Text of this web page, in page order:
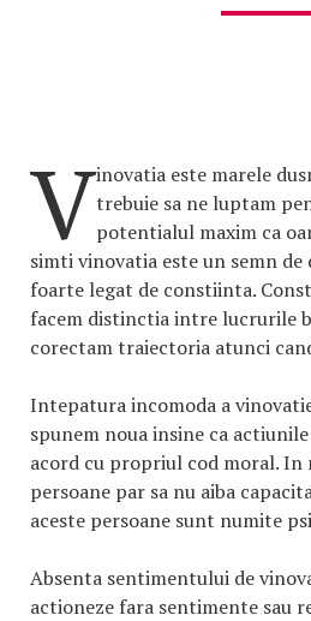
Vinovatia este marele
trebuie sa ne luptam
potentialul maxim ca
simti vinovatia este un semn
foarte legat de constiinta.
facem distinctia intre lucrurile
corectam traiectoria atunci
Intepatura incomoda a
spunem noua insine ca
acord cu propriul cod moral. In
persoane par sa nu aiba
aceste persoane sunt numite
Absenta sentimentului de
actioneze fara sentimente sau